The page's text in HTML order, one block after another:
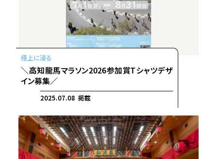
＼高知龍馬マラソン2026参加賞Tシャツデザ
イン募集／
2025.07.08 掲載